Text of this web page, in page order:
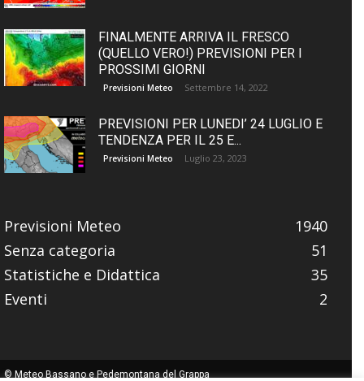
FINALMENTE ARRIVA IL FRESCO
(QUELLO VERO!) PREVISIONI PER I
PROSSIMI GIORNI
Previsioni Meteo Settembre 14, 2022
PREVISIONI PER LUNEDI’ 24 LUGLIO E
TENDENZA PER IL 25 E...
Previsioni Meteo Luglio 23, 2023
Previsioni Meteo
1940
Senza categoria
51
Statistiche e Didattica
35
Eventi
2
© Meteo Bassano e Pedemontana del Grappa